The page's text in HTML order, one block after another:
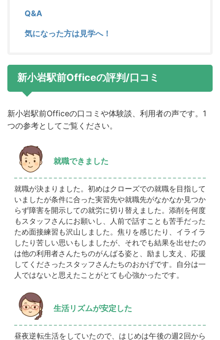
Q&A
気になった方は見学へ！
新小岩駅前Officeの評判/口コミ
新小岩駅前Officeの口コミや体験談、利用者の声です。1
つの参考としてご覧ください。
就職できました
就職が決まりました。初めはクローズでの就職を目指して
いましたが条件に合った実習先や就職先がなかなか見つか
らず障害を開示しての就労に切り替えました。添削を何度
もスタッフさんにお願いし、人前で話すことも苦手だった
ため面接練習も沢山しました。焦りを感じたり、イライラ
したり苦しい思いもしましたが、それでも結果を出せたの
は他の利用者さんたちのがんばる姿と、励まし支え、応援
してくださったスタッフさんたちのおかげです。自分は一
人ではないと思えたことがとても心強かったです。
生活リズムが安定した
昼夜逆転生活をしていたので、はじめは午後の週2回から